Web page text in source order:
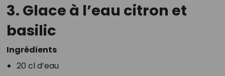
3. Glace à l’eau citron et
basilic
Ingrédients
20 cl d’eau